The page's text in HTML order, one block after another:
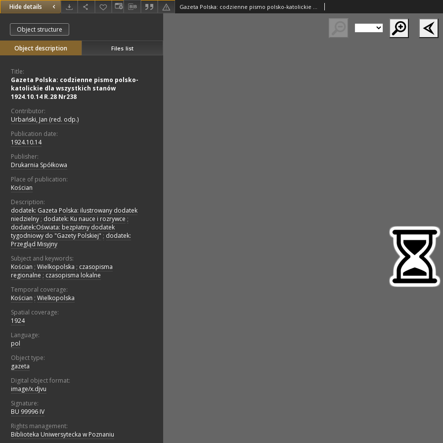
Hide details Gazeta Polska: codzienne pismo polsko-katolickie dla wszystkich stanów 1924.10.14 R.28 Nr238
Object structure
Object description Files list
Title:
Gazeta Polska: codzienne pismo polsko-
katolickie dla wszystkich stanów
1924.10.14 R.28 Nr238
Contributor:
Urbański, Jan (red. odp.)
Publication date:
1924.10.14
Publisher:
Drukarnia Spółkowa
Place of publication:
Kościan
Description:
dodatek: Gazeta Polska: ilustrowany dodatek
niedzielny ; dodatek: Ku nauce i rozrywce ;
dodatek:Oświata: bezpłatny dodatek
tygodniowy do "Gazety Polskiej" ; dodatek:
Przegląd Misyjny
Subject and keywords:
Kościan ; Wielkopolska ; czasopisma
regionalne ; czasopisma lokalne
Temporal coverage:
Kościan ; Wielkopolska
Spatial coverage:
1924
Language:
pol
Object type:
gazeta
Digital object format:
image/x.djvu
Signature:
BU 99996 IV
Rights management:
Biblioteka Uniwersytecka w Poznaniu